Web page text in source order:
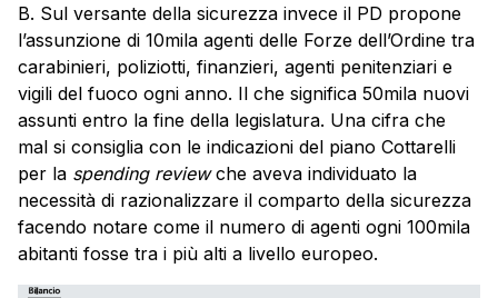
B. Sul versante della sicurezza invece il PD propone
l’assunzione di 10mila agenti delle Forze dell’Ordine tra
carabinieri, poliziotti, finanzieri, agenti penitenziari e
vigili del fuoco ogni anno. Il che significa 50mila nuovi
assunti entro la fine della legislatura. Una cifra che
mal si consiglia con le indicazioni del piano Cottarelli
per la spending reviewche aveva individuato la
necessità di razionalizzare il comparto della sicurezza
facendo notare come il numero di agenti ogni 100mila
abitanti fosse tra i più alti a livello europeo.